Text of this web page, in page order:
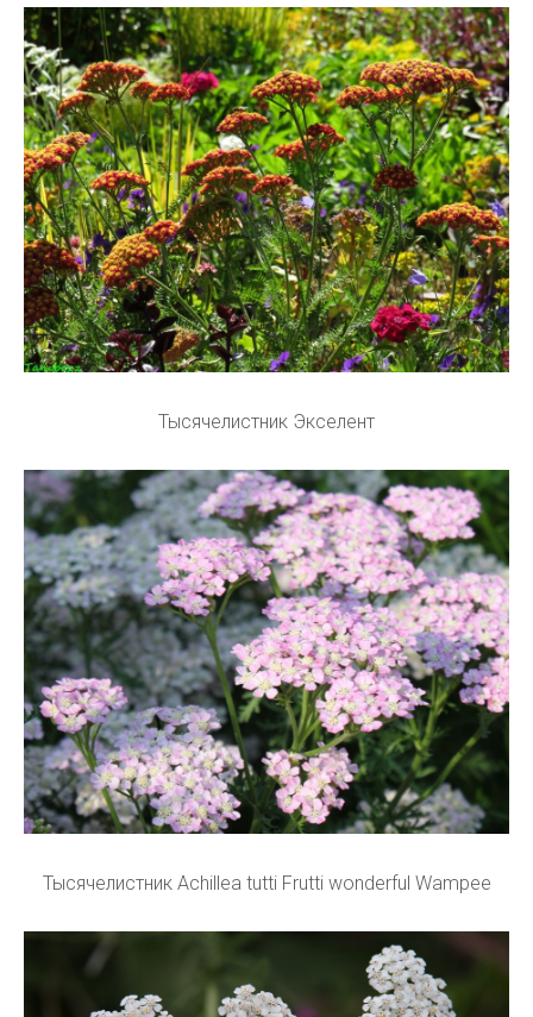
Тысячелистник Экселент
Тысячелистник Achillea tutti Frutti wonderful Wampee